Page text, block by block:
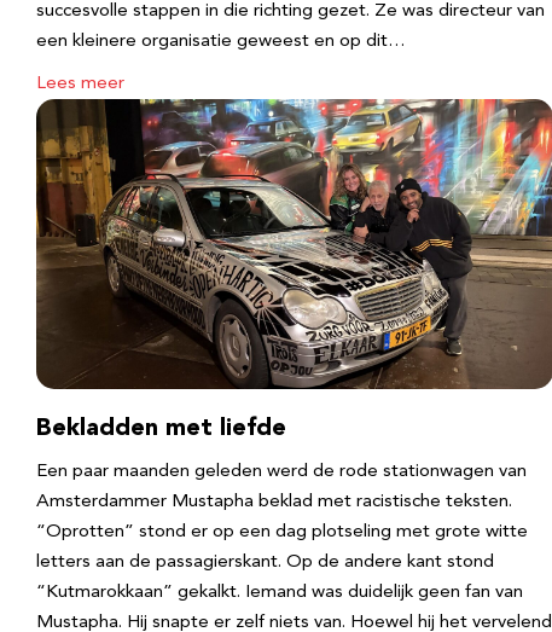
succesvolle stappen in die richting gezet. Ze was directeur van
een kleinere organisatie geweest en op dit…
Lees meer
Bekladden met liefde
Een paar maanden geleden werd de rode stationwagen van
Amsterdammer Mustapha beklad met racistische teksten.
“Oprotten” stond er op een dag plotseling met grote witte
letters aan de passagierskant. Op de andere kant stond
“Kutmarokkaan” gekalkt. Iemand was duidelijk geen fan van
Mustapha. Hij snapte er zelf niets van. Hoewel hij het vervelend